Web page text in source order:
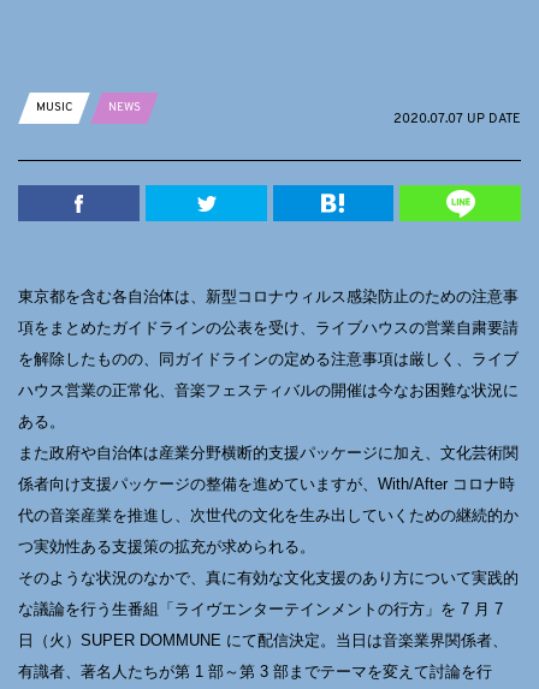
MUSIC
NEWS
2020.07.07 UP DATE
東京都を含む各自治体は、新型コロナウィルス感染防止のための注意事
項をまとめたガイドラインの公表を受け、ライブハウスの営業自粛要請
を解除したものの、同ガイドラインの定める注意事項は厳しく、ライブ
ハウス営業の正常化、音楽フェスティバルの開催は今なお困難な状況に
ある。
また政府や自治体は産業分野横断的支援パッケージに加え、文化芸術関
係者向け支援パッケージの整備を進めていますが、With/After コロナ時
代の音楽産業を推進し、次世代の文化を生み出していくための継続的か
つ実効性ある支援策の拡充が求められる。
そのような状況のなかで、真に有効な文化支援のあり方について実践的
な議論を行う生番組「ライヴエンターテインメントの行方」を 7 月 7
日（火）SUPER DOMMUNE にて配信決定。当日は音楽業界関係者、
有識者、著名人たちが第 1 部～第 3 部までテーマを変えて討論を行